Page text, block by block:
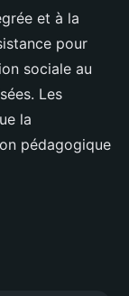
et à la
pour
sociale au
Les
la
pédagogique